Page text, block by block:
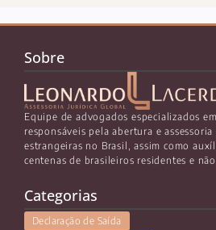
Sobre
Equipe de advogados especializados
responsáveis pela abertura e
estrangeiras no Brasil, assim como
centenas de brasileiros residentes e
Categorias
Declaração de Saída